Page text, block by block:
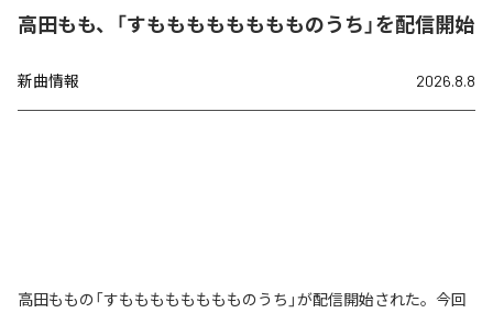
高田もも、「すもももももももものうち」を配信開始
新曲情報 2026.8.8
高田ももの「すもももももももものうち」が配信開始された。今回